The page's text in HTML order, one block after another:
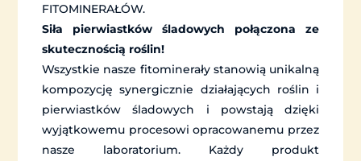
FITOMINERAŁÓW.
Siła pierwiastków śladowych połączona ze
skutecznością roślin!
Wszystkie nasze fitominerały stanowią unikalną
kompozycję synergicznie działających roślin i
pierwiastków śladowych i powstają dzięki
wyjątkowemu procesowi opracowanemu przez
nasze laboratorium. Każdy produkt